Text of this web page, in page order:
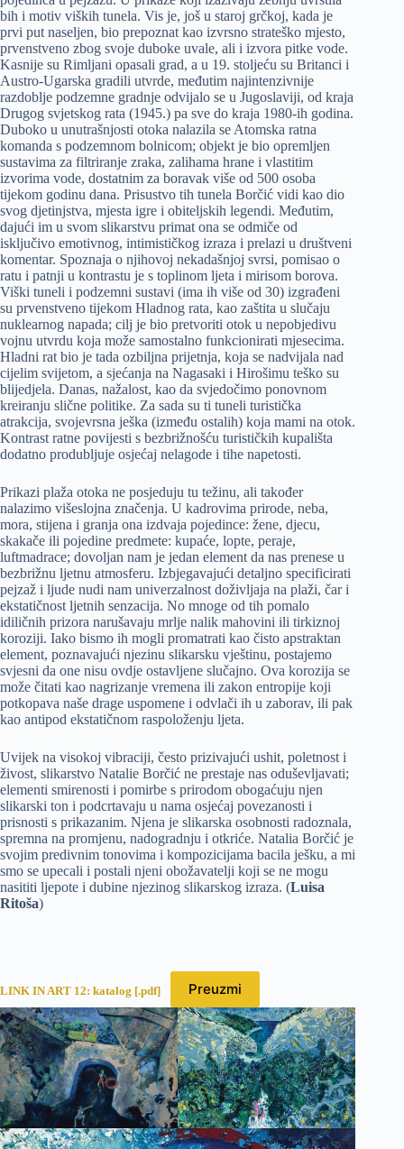
bih i motiv viških tunela. Vis je, još u staroj grčkoj, kada je
prvi put naseljen, bio prepoznat kao izvrsno strateško mjesto,
prvenstveno zbog svoje duboke uvale, ali i izvora pitke vode.
Kasnije su Rimljani opasali grad, a u 19. stoljeću su Britanci i
Austro-Ugarska gradili utvrde, međutim najintenzivnije
razdoblje podzemne gradnje odvijalo se u Jugoslaviji, od kraja
Drugog svjetskog rata (1945.) pa sve do kraja 1980-ih godina.
Duboko u unutrašnjosti otoka nalazila se Atomska ratna
komanda s podzemnom bolnicom; objekt je bio opremljen
sustavima za filtriranje zraka, zalihama hrane i vlastitim
izvorima vode, dostatnim za boravak više od 500 osoba
tijekom godinu dana. Prisustvo tih tunela Borčić vidi kao dio
svog djetinjstva, mjesta igre i obiteljskih legendi. Međutim,
dajući im u svom slikarstvu primat ona se odmiče od
isključivo emotivnog, intimističkog izraza i prelazi u društveni
komentar. Spoznaja o njihovoj nekadašnjoj svrsi, pomisao o
ratu i patnji u kontrastu je s toplinom ljeta i mirisom borova.
Viški tuneli i podzemni sustavi (ima ih više od 30) izgrađeni
su prvenstveno tijekom Hladnog rata, kao zaštita u slučaju
nuklearnog napada; cilj je bio pretvoriti otok u nepobjedivu
vojnu utvrdu koja može samostalno funkcionirati mjesecima.
Hladni rat bio je tada ozbiljna prijetnja, koja se nadvijala nad
cijelim svijetom, a sjećanja na Nagasaki i Hirošimu teško su
blijedjela. Danas, nažalost, kao da svjedočimo ponovnom
kreiranju slične politike. Za sada su ti tuneli turistička
atrakcija, svojevrsna ješka (između ostalih) koja mami na otok.
Kontrast ratne povijesti s bezbrižnošću turističkih kupališta
dodatno produbljuje osjećaj nelagode i tihe napetosti.
Prikazi plaža otoka ne posjeduju tu težinu, ali također
nalazimo višeslojna značenja. U kadrovima prirode, neba,
mora, stijena i granja ona izdvaja pojedince: žene, djecu,
skakače ili pojedine predmete: kupaće, lopte, peraje,
luftmadrace; dovoljan nam je jedan element da nas prenese u
bezbrižnu ljetnu atmosferu. Izbjegavajući detaljno specificirati
pejzaž i ljude nudi nam univerzalnost doživljaja na plaži, čar i
ekstatičnost ljetnih senzacija. No mnoge od tih pomalo
idiličnih prizora narušavaju mrlje nalik mahovini ili tirkiznoj
koroziji. Iako bismo ih mogli promatrati kao čisto apstraktan
element, poznavajući njezinu slikarsku vještinu, postajemo
svjesni da one nisu ovdje ostavljene slučajno. Ova korozija se
može čitati kao nagrizanje vremena ili zakon entropije koji
potkopava naše drage uspomene i odvlači ih u zaborav, ili pak
kao antipod ekstatičnom raspoloženju ljeta.
Uvijek na visokoj vibraciji, često prizivajući ushit, poletnost i
živost, slikarstvo Natalie Borčić ne prestaje nas oduševljavati;
elementi smirenosti i pomirbe s prirodom obogaćuju njen
slikarski ton i podcrtavaju u nama osjećaj povezanosti i
prisnosti s prikazanim. Njena je slikarska osobnosti radoznala,
spremna na promjenu, nadogradnju i otkriće. Natalia Borčić je
svojim predivnim tonovima i kompozicijama bacila ješku, a mi
smo se upecali i postali njeni obožavatelji koji se ne mogu
nasititi ljepote i dubine njezinog slikarskog izraza. (Luisa
Ritoša)
LINK IN ART 12: katalog [.pdf] Preuzmi